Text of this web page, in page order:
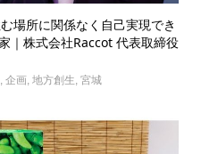
場所に関係なく自己実現でき
｜株式会社Raccot 代表取締役
, 企画, 地方創生, 宮城